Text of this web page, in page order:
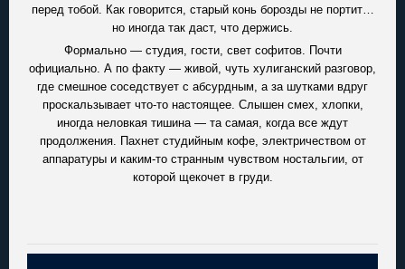
перед тобой. Как говорится, старый конь борозды не портит…
но иногда так даст, что держись.
Формально — студия, гости, свет софитов. Почти
официально. А по факту — живой, чуть хулиганский разговор,
где смешное соседствует с абсурдным, а за шутками вдруг
проскальзывает что-то настоящее. Слышен смех, хлопки,
иногда неловкая тишина — та самая, когда все ждут
продолжения. Пахнет студийным кофе, электричеством от
аппаратуры и каким-то странным чувством ностальгии, от
которой щекочет в груди.